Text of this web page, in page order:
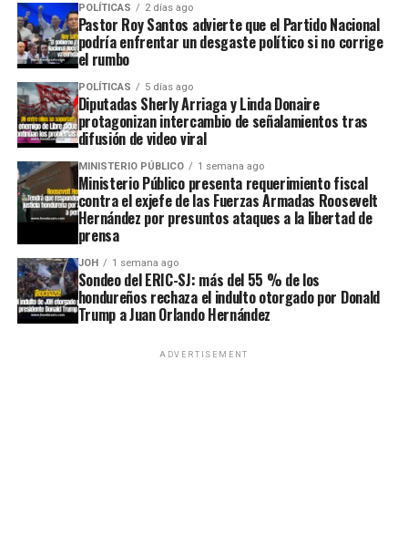
POLÍTICAS 2 días ago
Pastor Roy Santos advierte que el Partido Nacional
podría enfrentar un desgaste político si no corrige
el rumbo
POLÍTICAS 5 días ago
Diputadas Sherly Arriaga y Linda Donaire
protagonizan intercambio de señalamientos tras
difusión de video viral
MINISTERIO PÚBLICO 1 semana ago
Ministerio Público presenta requerimiento fiscal
contra el exjefe de las Fuerzas Armadas Roosevelt
Hernández por presuntos ataques a la libertad de
prensa
JOH 1 semana ago
Sondeo del ERIC-SJ: más del 55 % de los
hondureños rechaza el indulto otorgado por Donald
Trump a Juan Orlando Hernández
ADVERTISEMENT